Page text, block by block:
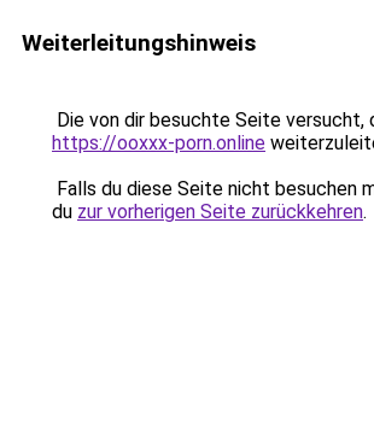
Weiterleitungshinweis
Die von dir besuchte Seite versucht,
https://ooxxx-porn.online
Falls du diese Seite nicht besuchen
du zur vorherigen Seite zurückkehren.